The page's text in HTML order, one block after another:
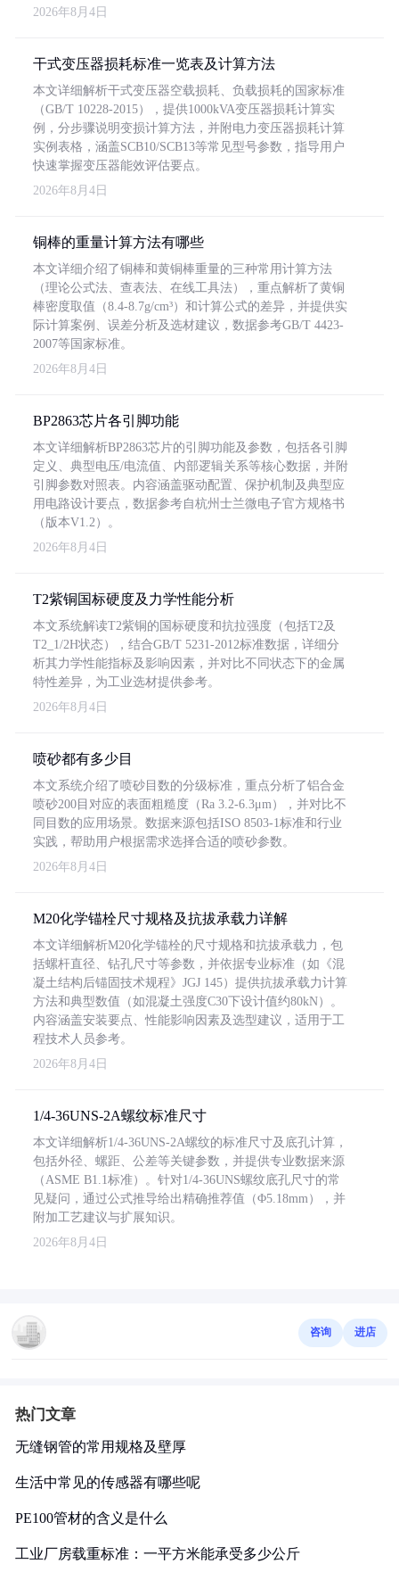
2026年8月4日
干式变压器损耗标准一览表及计算方法
本文详细解析干式变压器空载损耗、负载损耗的国家标准
（GB/T 10228-2015），提供1000kVA变压器损耗计算实
例，分步骤说明变损计算方法，并附电力变压器损耗计算
实例表格，涵盖SCB10/SCB13等常见型号参数，指导用户
快速掌握变压器能效评估要点。
2026年8月4日
铜棒的重量计算方法有哪些
本文详细介绍了铜棒和黄铜棒重量的三种常用计算方法
（理论公式法、查表法、在线工具法），重点解析了黄铜
棒密度取值（8.4-8.7g/cm³）和计算公式的差异，并提供实
际计算案例、误差分析及选材建议，数据参考GB/T 4423-
2007等国家标准。
2026年8月4日
BP2863芯片各引脚功能
本文详细解析BP2863芯片的引脚功能及参数，包括各引脚
定义、典型电压/电流值、内部逻辑关系等核心数据，并附
引脚参数对照表。内容涵盖驱动配置、保护机制及典型应
用电路设计要点，数据参考自杭州士兰微电子官方规格书
（版本V1.2）。
2026年8月4日
T2紫铜国标硬度及力学性能分析
本文系统解读T2紫铜的国标硬度和抗拉强度（包括T2及
T2_1/2H状态），结合GB/T 5231-2012标准数据，详细分
析其力学性能指标及影响因素，并对比不同状态下的金属
特性差异，为工业选材提供参考。
2026年8月4日
喷砂都有多少目
本文系统介绍了喷砂目数的分级标准，重点分析了铝合金
喷砂200目对应的表面粗糙度（Ra 3.2-6.3μm），并对比不
同目数的应用场景。数据来源包括ISO 8503-1标准和行业
实践，帮助用户根据需求选择合适的喷砂参数。
2026年8月4日
M20化学锚栓尺寸规格及抗拔承载力详解
本文详细解析M20化学锚栓的尺寸规格和抗拔承载力，包
括螺杆直径、钻孔尺寸等参数，并依据专业标准（如《混
凝土结构后锚固技术规程》JGJ 145）提供抗拔承载力计算
方法和典型数值（如混凝土强度C30下设计值约80kN）。
内容涵盖安装要点、性能影响因素及选型建议，适用于工
程技术人员参考。
2026年8月4日
1/4-36UNS-2A螺纹标准尺寸
本文详细解析1/4-36UNS-2A螺纹的标准尺寸及底孔计算，
包括外径、螺距、公差等关键参数，并提供专业数据来源
（ASME B1.1标准）。针对1/4-36UNS螺纹底孔尺寸的常
见疑问，通过公式推导给出精确推荐值（Φ5.18mm），并
附加工艺建议与扩展知识。
2026年8月4日
咨询 进店
热门文章
无缝钢管的常用规格及壁厚
生活中常见的传感器有哪些呢
PE100管材的含义是什么
工业厂房载重标准：一平方米能承受多少公斤